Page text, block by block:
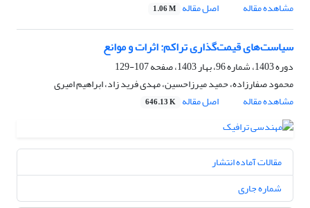
مشاهده مقاله
اصل مقاله 1.06 M
سیاست‌های قیمت‌گذاری تراکم: اثرات و موانع
دوره 1403، شماره 96، بهار 1403، صفحه
107-129
محمود صفارزاده، حمید میرزاحسین، مهدی فرید زاد، ابراهیم امیری
مشاهده مقاله
اصل مقاله 646.13 K
مقالات آماده انتشار
شماره جاری